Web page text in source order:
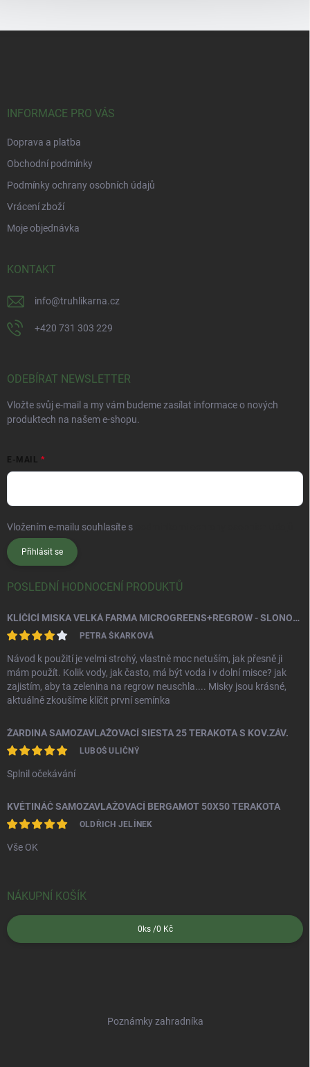
INFORMACE PRO VÁS
Doprava a platba
Obchodní podmínky
Podmínky ochrany osobních údajů
Vrácení zboží
Moje objednávka
KONTAKT
info@truhlikarna.cz
+420 731 303 229
ODEBÍRAT NEWSLETTER
Vložte svůj e-mail a my vám budeme zasílat informace o nových
produktech na našem e-shopu.
E-MAIL
Vložením e-mailu souhlasíte s
Přihlásit se
POSLEDNÍ HODNOCENÍ PRODUKTŮ
KLÍČÍCÍ MISKA VELKÁ FARMA MICROGREENS+REGROW - SLONOVÁ KOST
PETRA ŠKARKOVÁ
Návod k použití je velmi strohý, vlastně moc netuším, jak přesně ji
mám použít. Kolik vody, jak často, má být voda i v dolní misce? jak
zajistím, aby ta zelenina na regrow neuschla.... Misky jsou krásné,
aktuálně zkoušíme klíčit první semínka
ŽARDINA SAMOZAVLAŽOVACÍ SIESTA 25 TERAKOTA S KOV.ZÁV.
LUBOŠ ULIČNÝ
Splnil očekávání
KVĚTINÁČ SAMOZAVLAŽOVACÍ BERGAMOT 50X50 TERAKOTA
OLDŘICH JELÍNEK
Vše OK
NÁKUPNÍ KOŠÍK
0 ks /0 Kč
Poznámky zahradníka